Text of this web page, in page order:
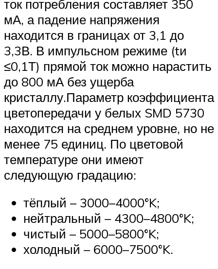
ток потребления составляет 350
мА, а падение напряжения
находится в границах от 3,1 до
3,3В. В импульсном режиме (tи
≤0,1Т) прямой ток можно нарастить
до 800 мА без ущерба
кристаллу.Параметр коэффициента
цветопередачи у белых SMD 5730
находится на среднем уровне, но не
менее 75 единиц. По цветовой
температуре они имеют
следующую градацию:
тёплый – 3000–4000°K;
нейтральный – 4300–4800°K;
чистый – 5000–5800°K;
холодный – 6000–7500°K.